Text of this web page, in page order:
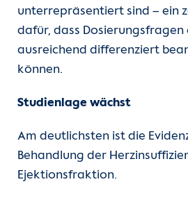
unterrepräsentiert sind – ein
dafür, dass
ausreichend differenziert
können.
Studienlage wächst
Am deutlichsten ist die
Behandlung der
Ejektionsfraktion.